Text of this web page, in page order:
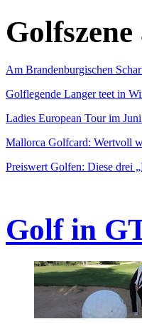
Am Brandenburgischen
Golflegende Langer teet in
Ladies European Tour im
Mallorca Golfcard: Wertvoll
Preiswert Golfen: Diese drei
Golf in